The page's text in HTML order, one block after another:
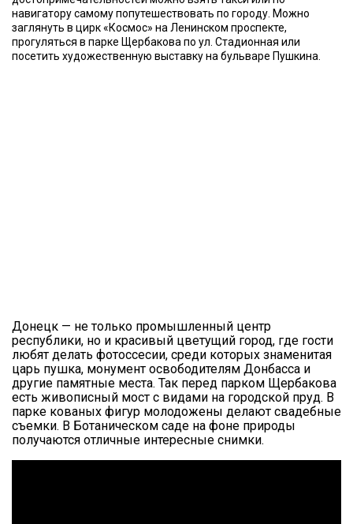
навигатору самому попутешествовать по городу. Можно
заглянуть в цирк «Космос» на Ленинском проспекте,
прогуляться в парке Щербакова по ул. Стадионная или
посетить художественную выставку на бульваре Пушкина.
Донецк — не только промышленный центр
республики, но и красивый цветущий город, где гости
любят делать фотоссесии, среди которых знаменитая
царь пушка, монумент освободителям Донбасса и
другие памятные места. Так перед парком Щербакова
есть живописный мост с видами на городской пруд. В
парке кованых фигур молодожены делают свадебные
съемки. В Ботаническом саде на фоне природы
получаются отличные интересные снимки.